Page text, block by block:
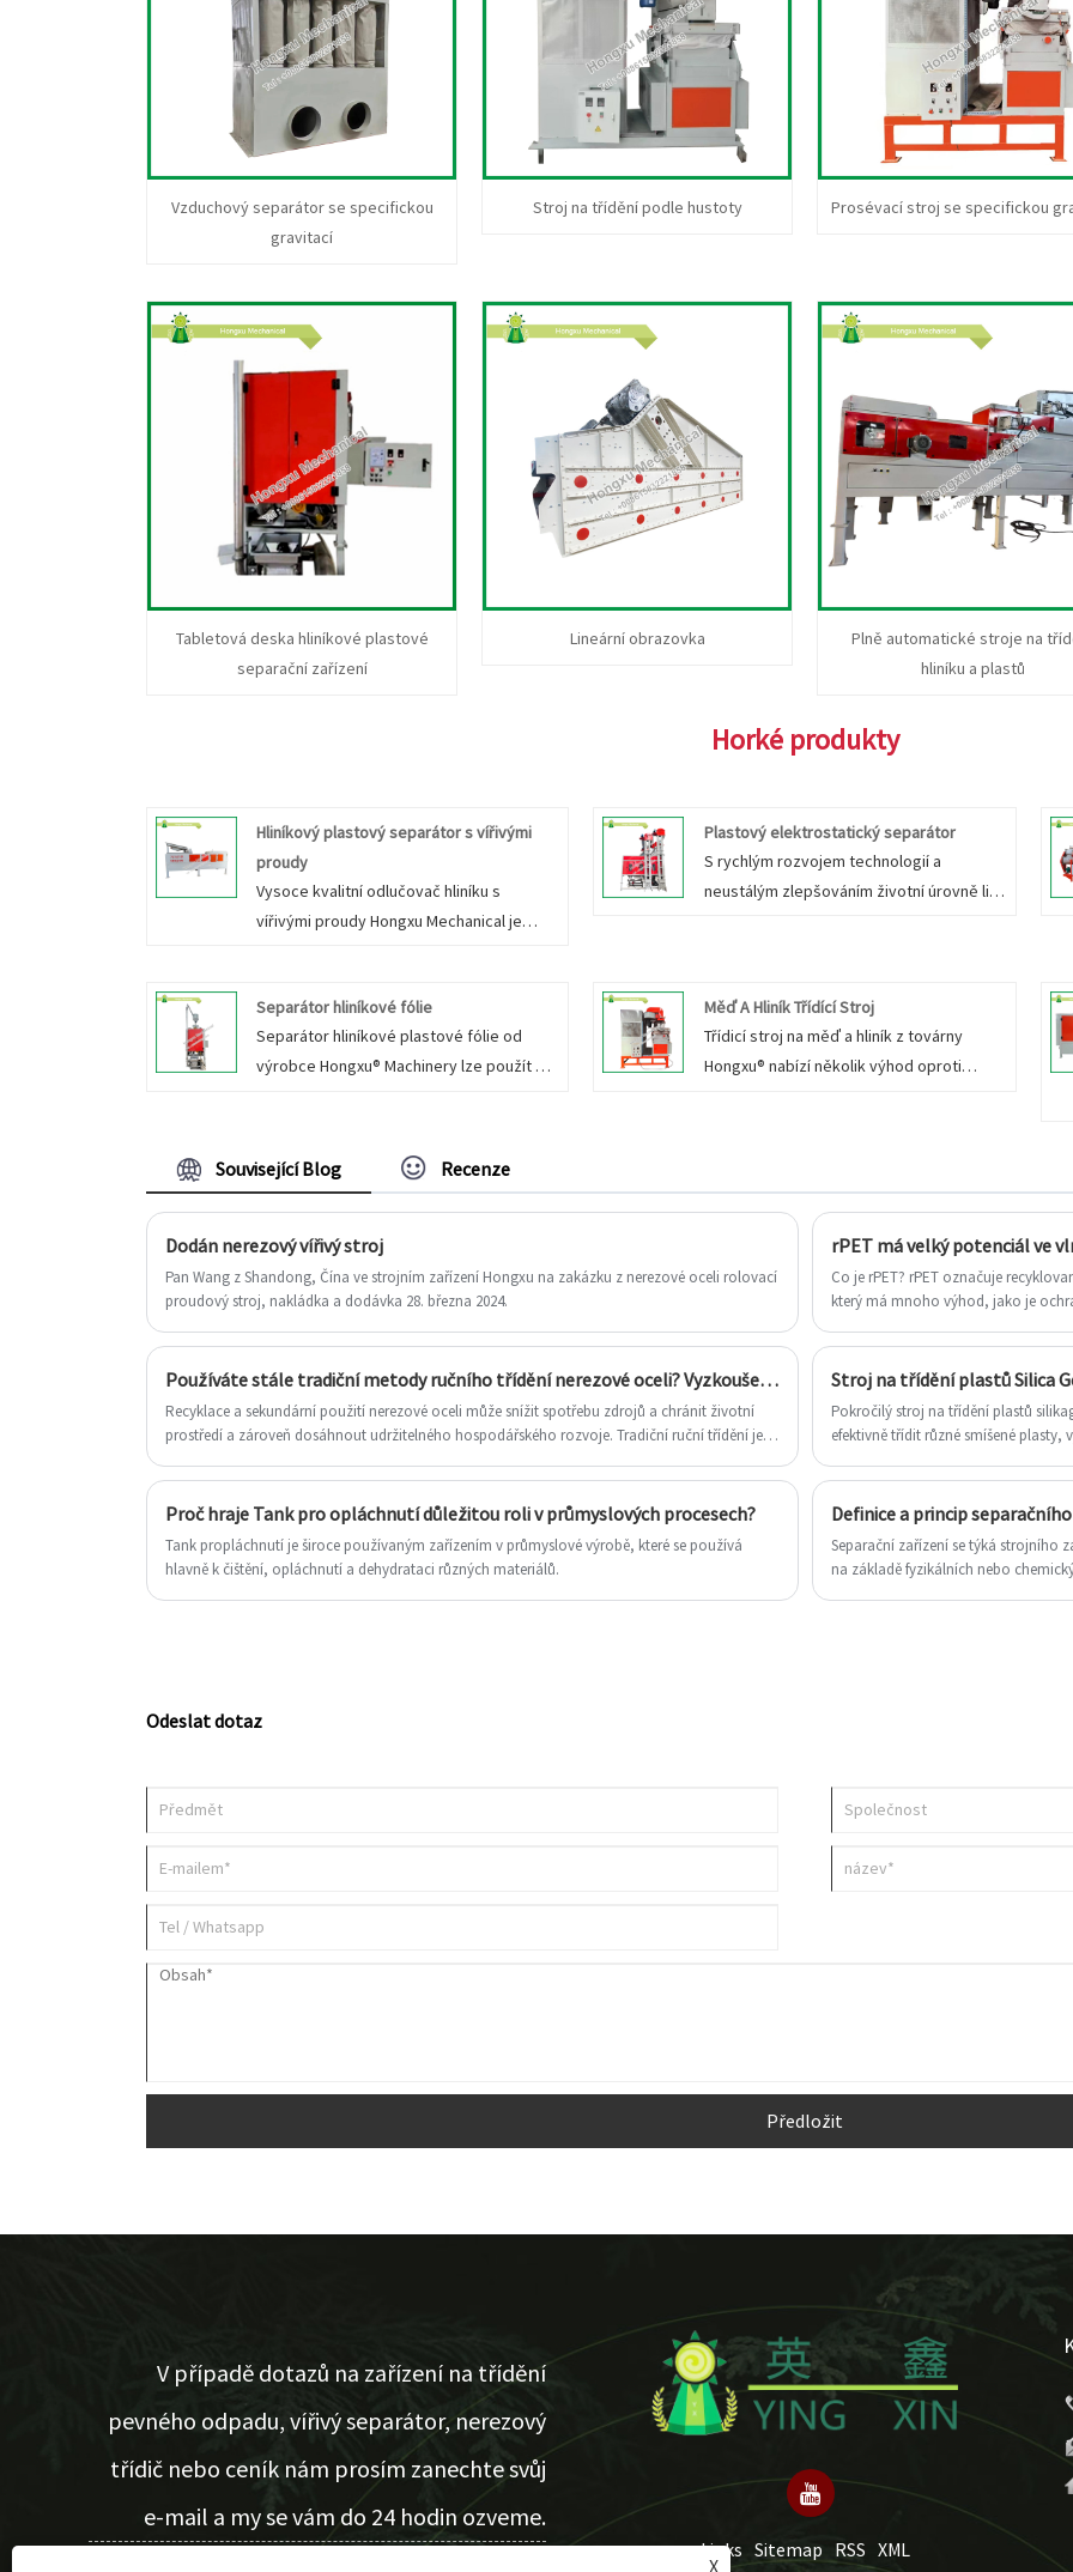
Vzduchový separátor se specifickou
gravitací
Stroj na třídění podle hustoty Prosévací stroj se specifickou
Tabletová deska hliníkové plastové
separační zařízení
Lineární obrazovka
Plně automatické stroje na
hliníku a plastů
Horké produkty
Hliníkový plastový separátor s vířivými
proudy
Vysoce kvalitní odlučovač hliníku s
vířivými proudy Hongxu Mechanical je
oddělit neželezné kovy, jako je měď a
hliník, ze směsných materiálů. efektivně
zamezit plýtvání zdroji. Hliník-plastový
vhodný pro použití v oblastech, jako je
likvidace odpadu, demontáž a recyklace
spotřebičů a recyklace a drcení
hliníkového šrotu.
Plastový elektrostatický separátor
S rychlým rozvojem technologií a
neustálým zlepšováním životní úrovně lidí
různé druhy plastů. V současné době se
běžně používá Mezi metody třídění patří
hustotní třídění, třídění rozpouštědlem,
znečištění životního prostředí. Po
vytřídění je také potřeba plasty vyčistit,
odvodnit atd., což zvyšuje složitost a
nekontrolovatelnost procesu třídění.
Plastový elektrostatický separátor má
sekundární znečištění životního prostředí.
Separátor hliníkové fólie
Separátor hliníkové plastové fólie od
výrobce Hongxu® Machinery lze použít při
na různých materiálech a postavit
automatizované výrobní linky, abychom
dosáhli vysoce účinného, ​​vysoce čistého
a levného třídění.
Měď A Hliník Třídící Stroj
Třídicí stroj na měď a hliník z továrny
Hongxu® nabízí několik výhod oproti
úspory pracovní síly.
Související Blog Recenze
Dodán nerezový vířivý stroj
Pan Wang z Shandong, Čína ve strojním zařízení Hongxu na zakázku z nerezové oceli rolovací
proudový stroj, nakládka a dodávka 28. března 2024.
rPET má velký potenciál ve
Co je rPET? rPET označuje
který má mnoho výhod, jako je
neustále zvyšuje, bude mít rPET
„dvojitého uhlíku“ kulminace uhlíku
Používáte stále tradiční metody ručního třídění nerezové oceli? Vyzkoušejte třídicí stroj Hongxu z nerezové oceli!
Recyklace a sekundární použití nerezové oceli může snížit spotřebu zdrojů a chránit životní
prostředí a zároveň dosáhnout udržitelného hospodářského rozvoje. Tradiční ruční třídění je
tento problém řeší.
Stroj na třídění plastů Silica
Pokročilý stroj na třídění plastů
efektivně třídit různé smíšené
Proč hraje Tank pro opláchnutí důležitou roli v průmyslových procesech?
Tank propláchnutí je široce používaným zařízením v průmyslové výrobě, které se používá
hlavně k čištění, opláchnutí a dehydrataci různých materiálů.
Definice a princip
Separační zařízení se týká strojního
na základě fyzikálních nebo
Odeslat dotaz
Předložit
V případě dotazů na zařízení na třídění
pevného odpadu, vířivý separátor, nerezový
třídič nebo ceník nám prosím zanechte svůj
e-mail a my se vám do 24 hodin ozveme.
Links Sitemap RSS XML
X